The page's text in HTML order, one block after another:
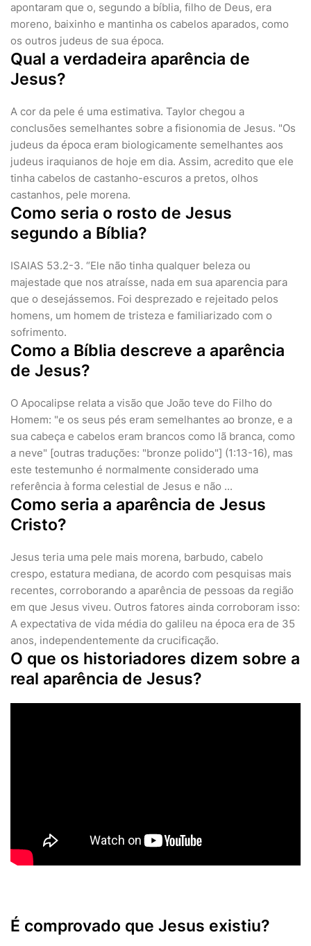
apontaram que o, segundo a bíblia, filho de Deus, era
moreno, baixinho e mantinha os cabelos aparados, como
os outros judeus de sua época.
Qual a verdadeira aparência de
Jesus?
A cor da pele é uma estimativa. Taylor chegou a
conclusões semelhantes sobre a fisionomia de Jesus. "Os
judeus da época eram biologicamente semelhantes aos
judeus iraquianos de hoje em dia. Assim, acredito que ele
tinha cabelos de castanho-escuros a pretos, olhos
castanhos, pele morena.
Como seria o rosto de Jesus
segundo a Bíblia?
ISAIAS 53.2-3. “Ele não tinha qualquer beleza ou
majestade que nos atraísse, nada em sua aparencia para
que o desejássemos. Foi desprezado e rejeitado pelos
homens, um homem de tristeza e familiarizado com o
sofrimento.
Como a Bíblia descreve a aparência
de Jesus?
O Apocalipse relata a visão que João teve do Filho do
Homem: "e os seus pés eram semelhantes ao bronze, e a
sua cabeça e cabelos eram brancos como lã branca, como
a neve" [outras traduções: "bronze polido"] (1:13-16), mas
este testemunho é normalmente considerado uma
referência à forma celestial de Jesus e não ...
Como seria a aparência de Jesus
Cristo?
Jesus teria uma pele mais morena, barbudo, cabelo
crespo, estatura mediana, de acordo com pesquisas mais
recentes, corroborando a aparência de pessoas da região
em que Jesus viveu. Outros fatores ainda corroboram isso:
A expectativa de vida média do galileu na época era de 35
anos, independentemente da crucificação.
O que os historiadores dizem sobre a
real aparência de Jesus?
É comprovado que Jesus existiu?